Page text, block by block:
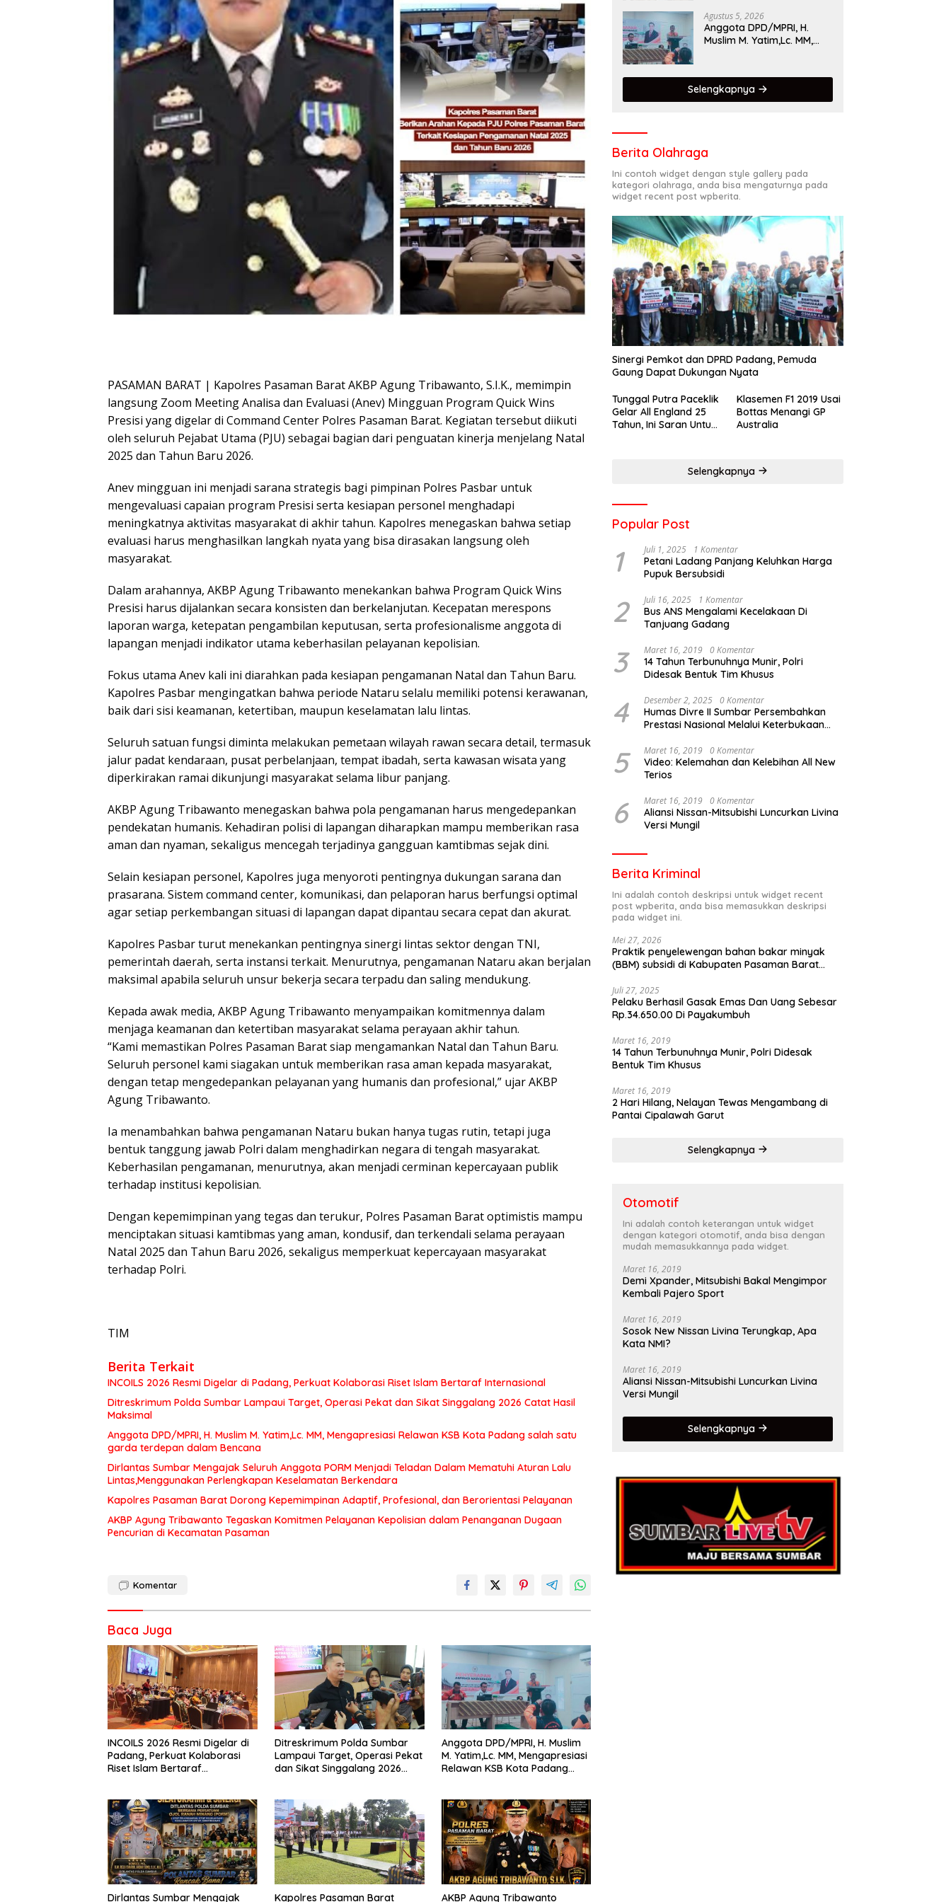
PASAMAN BARAT | Kapolres Pasaman Barat AKBP Agung Tribawanto, S.I.K., memimpin
langsung Zoom Meeting Analisa dan Evaluasi (Anev) Mingguan Program Quick Wins
Presisi yang digelar di Command Center Polres Pasaman Barat. Kegiatan tersebut diikuti
oleh seluruh Pejabat Utama (PJU) sebagai bagian dari penguatan kinerja menjelang Natal
2025 dan Tahun Baru 2026.
Anev mingguan ini menjadi sarana strategis bagi pimpinan Polres Pasbar untuk
mengevaluasi capaian program Presisi serta kesiapan personel menghadapi
meningkatnya aktivitas masyarakat di akhir tahun. Kapolres menegaskan bahwa setiap
evaluasi harus menghasilkan langkah nyata yang bisa dirasakan langsung oleh
masyarakat.
Dalam arahannya, AKBP Agung Tribawanto menekankan bahwa Program Quick Wins
Presisi harus dijalankan secara konsisten dan berkelanjutan. Kecepatan merespons
laporan warga, ketepatan pengambilan keputusan, serta profesionalisme anggota di
lapangan menjadi indikator utama keberhasilan pelayanan kepolisian.
Fokus utama Anev kali ini diarahkan pada kesiapan pengamanan Natal dan Tahun Baru.
Kapolres Pasbar mengingatkan bahwa periode Nataru selalu memiliki potensi kerawanan,
baik dari sisi keamanan, ketertiban, maupun keselamatan lalu lintas.
Seluruh satuan fungsi diminta melakukan pemetaan wilayah rawan secara detail, termasuk
jalur padat kendaraan, pusat perbelanjaan, tempat ibadah, serta kawasan wisata yang
diperkirakan ramai dikunjungi masyarakat selama libur panjang.
AKBP Agung Tribawanto menegaskan bahwa pola pengamanan harus mengedepankan
pendekatan humanis. Kehadiran polisi di lapangan diharapkan mampu memberikan rasa
aman dan nyaman, sekaligus mencegah terjadinya gangguan kamtibmas sejak dini.
Selain kesiapan personel, Kapolres juga menyoroti pentingnya dukungan sarana dan
prasarana. Sistem command center, komunikasi, dan pelaporan harus berfungsi optimal
agar setiap perkembangan situasi di lapangan dapat dipantau secara cepat dan akurat.
Kapolres Pasbar turut menekankan pentingnya sinergi lintas sektor dengan TNI,
pemerintah daerah, serta instansi terkait. Menurutnya, pengamanan Nataru akan berjalan
maksimal apabila seluruh unsur bekerja secara terpadu dan saling mendukung.
Kepada awak media, AKBP Agung Tribawanto menyampaikan komitmennya dalam
menjaga keamanan dan ketertiban masyarakat selama perayaan akhir tahun.
“Kami memastikan Polres Pasaman Barat siap mengamankan Natal dan Tahun Baru.
Seluruh personel kami siagakan untuk memberikan rasa aman kepada masyarakat,
dengan tetap mengedepankan pelayanan yang humanis dan profesional,” ujar AKBP
Agung Tribawanto.
Ia menambahkan bahwa pengamanan Nataru bukan hanya tugas rutin, tetapi juga
bentuk tanggung jawab Polri dalam menghadirkan negara di tengah masyarakat.
Keberhasilan pengamanan, menurutnya, akan menjadi cerminan kepercayaan publik
terhadap institusi kepolisian.
Dengan kepemimpinan yang tegas dan terukur, Polres Pasaman Barat optimistis mampu
menciptakan situasi kamtibmas yang aman, kondusif, dan terkendali selama perayaan
Natal 2025 dan Tahun Baru 2026, sekaligus memperkuat kepercayaan masyarakat
terhadap Polri.
TIM
Berita Terkait
INCOILS 2026 Resmi Digelar di Padang, Perkuat Kolaborasi Riset Islam Bertaraf Internasional
Ditreskrimum Polda Sumbar Lampaui Target, Operasi Pekat dan Sikat Singgalang 2026 Catat Hasil
Maksimal
Anggota DPD/MPRI, H. Muslim M. Yatim,Lc. MM, Mengapresiasi Relawan KSB Kota Padang salah satu
garda terdepan dalam Bencana
Dirlantas Sumbar Mengajak Seluruh Anggota PORM Menjadi Teladan Dalam Mematuhi Aturan Lalu
Lintas,Menggunakan Perlengkapan Keselamatan Berkendara
Kapolres Pasaman Barat Dorong Kepemimpinan Adaptif, Profesional, dan Berorientasi Pelayanan
AKBP Agung Tribawanto Tegaskan Komitmen Pelayanan Kepolisian dalam Penanganan Dugaan
Pencurian di Kecamatan Pasaman
Komentar
Baca Juga
INCOILS 2026 Resmi Digelar di
Padang, Perkuat Kolaborasi
Riset Islam Bertaraf
Ditreskrimum Polda Sumbar
Lampaui Target, Operasi Pekat
dan Sikat Singgalang 2026
Anggota DPD/MPRI, H. Muslim
M. Yatim,Lc. MM, Mengapresiasi
Relawan KSB Kota Padang
Dirlantas Sumbar Mengajak Kapolres Pasaman Barat AKBP Agung Tribawanto
Hasil Maksimal
Agustus 5, 2026
Anggota DPD/MPRI, H.
Muslim M. Yatim,Lc. MM,
satu garda terdepan
dalam Bencana
Selengkapnya
Berita Olahraga
Ini contoh widget dengan style gallery pada
kategori olahraga, anda bisa mengaturnya pada
widget recent post wpberita.
Sinergi Pemkot dan DPRD Padang, Pemuda
Gaung Dapat Dukungan Nyata
Tunggal Putra Paceklik
Gelar All England 25
Tahun, Ini Saran Untuk
Klasemen F1 2019 Usai
Bottas Menangi GP
Australia
Selengkapnya
Popular Post
1 Juli 1, 2025 1 Komentar
Petani Ladang Panjang Keluhkan Harga
Pupuk Bersubsidi
2 Juli 16, 2025 1 Komentar
Bus ANS Mengalami Kecelakaan Di
Tanjuang Gadang
3 Maret 16, 2019 0 Komentar
14 Tahun Terbunuhnya Munir, Polri
Didesak Bentuk Tim Khusus
4 Desember 2, 2025 0 Komentar
Humas Divre II Sumbar Persembahkan
Prestasi Nasional Melalui Keterbukaan
5 Maret 16, 2019 0 Komentar
Video: Kelemahan dan Kelebihan All New
Terios
6 Maret 16, 2019 0 Komentar
Aliansi Nissan-Mitsubishi Luncurkan Livina
Versi Mungil
Berita Kriminal
Ini adalah contoh deskripsi untuk widget recent
post wpberita, anda bisa memasukkan deskripsi
pada widget ini.
Mei 27, 2026
Praktik penyelewengan bahan bakar minyak
(BBM) subsidi di Kabupaten Pasaman Barat
Juli 27, 2025
Pelaku Berhasil Gasak Emas Dan Uang Sebesar
Rp.34.650.00 Di Payakumbuh
Maret 16, 2019
14 Tahun Terbunuhnya Munir, Polri Didesak
Bentuk Tim Khusus
Maret 16, 2019
2 Hari Hilang, Nelayan Tewas Mengambang di
Pantai Cipalawah Garut
Selengkapnya
Otomotif
Ini adalah contoh keterangan untuk widget
dengan kategori otomotif, anda bisa dengan
mudah memasukkannya pada widget.
Maret 16, 2019
Demi Xpander, Mitsubishi Bakal Mengimpor
Kembali Pajero Sport
Maret 16, 2019
Sosok New Nissan Livina Terungkap, Apa
Kata NMI?
Maret 16, 2019
Aliansi Nissan-Mitsubishi Luncurkan Livina
Versi Mungil
Selengkapnya